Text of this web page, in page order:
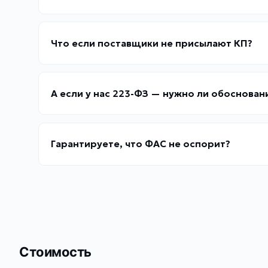
Что если поставщики не присылают КП?
А если у нас 223-ФЗ — нужно ли
Гарантируете, что ФАС не оспорит?
Стоимость